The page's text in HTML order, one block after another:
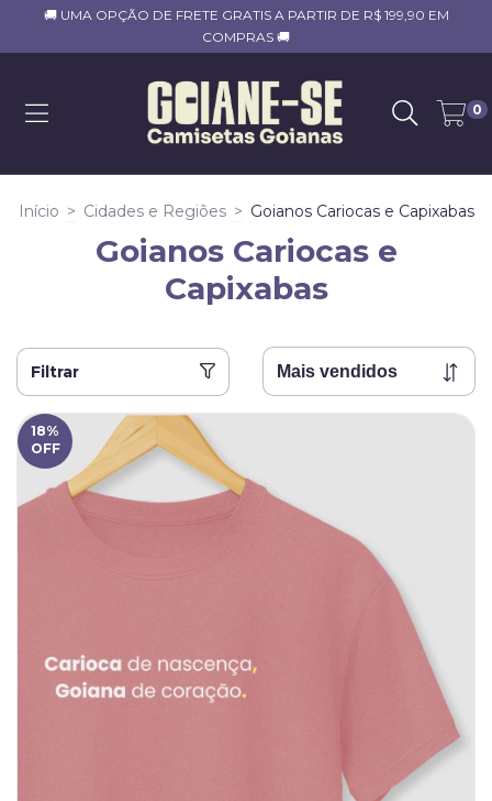
🚚 UMA OPÇÃO DE FRETE GRATIS A PARTIR DE R$ 199,90 EM
COMPRAS 🚚
0
Início > Cidades e Regiões > Goianos Cariocas e Capixabas
Goianos Cariocas e
Capixabas
Filtrar
18%
OFF